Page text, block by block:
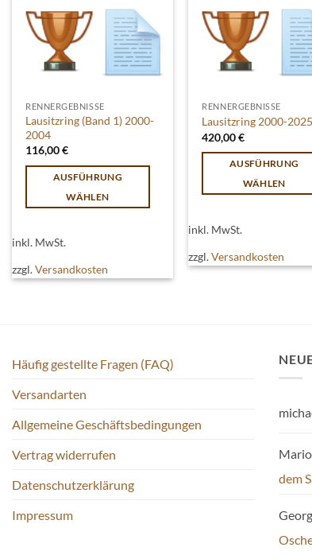
RENNERGEBNISSE
Lausitzring (Band 1) 2000-
2004
116,00€
AUSFÜHRUNG
WÄHLEN
mehrere
können
der
Produktseite
gewählt
werden
inkl. MwSt.
zzgl.Versandkosten
RENNERGEBNISSE
Lausitzring 2000-2025
420,00€
AUSFÜHRUNG
WÄHLEN
mehrere
inkl. MwSt.
zzgl.Versandkosten
Häufig gestellte Fragen (FAQ)
Versandarten
Allgemeine Geschäftsbedingungen
Vertrag widerrufen
Datenschutzerklärung
Impressum
dem